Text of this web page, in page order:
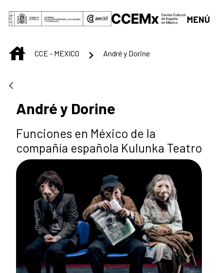
Saut au contenu principal
MENÚ
INICIOCCE - MEXICO André y Dorine
André y Dorine
Funciones en México de la
compañía española Kulunka Teatro